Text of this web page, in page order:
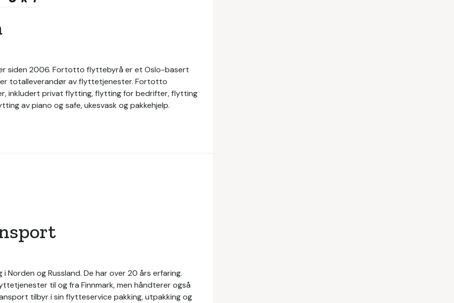
2006. Fortotto flyttebyrå er et Oslo-basert
totalleverandør av flyttetjenester. Fortotto
inkludert privat flytting, flytting for bedrifter, flytting
av piano og safe, ukesvask og pakkehjelp.
og Russland. De har over 20 års erfaring.
til og fra Finnmark, men håndterer også
tilbyr i sin flytteservice pakking, utpakking og